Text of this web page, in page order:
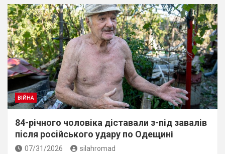
ВІЙНА
84-річного чоловіка діставали з-під завалів
пiсля росiйського удару по Одещині
07/31/2026 silahromad